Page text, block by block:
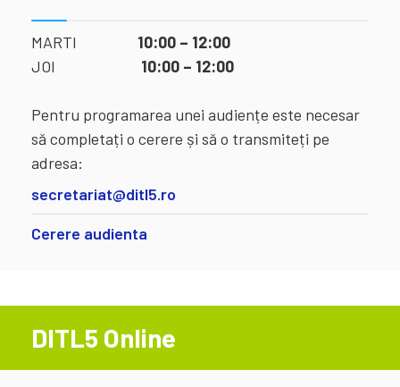
MARTI 10:00 – 12:00
JOI 10:00 – 12:00
Pentru programarea unei audiențe este necesar
să completați o cerere și să o transmiteți pe
adresa:
secretariat@ditl5.ro
Cerere audienta
DITL5 Online